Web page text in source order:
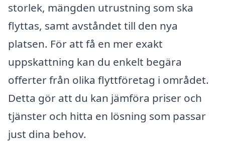
storlek, mängden utrustning som ska
flyttas, samt avståndet till den nya
platsen. För att få en mer exakt
uppskattning kan du enkelt begära
offerter från olika flyttföretag i området.
Detta gör att du kan jämföra priser och
tjänster och hitta en lösning som passar
just dina behov.